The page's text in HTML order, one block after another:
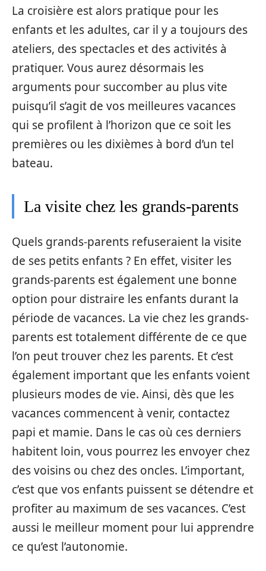
La croisière est alors pratique pour les
enfants et les adultes, car il y a toujours des
ateliers, des spectacles et des activités à
pratiquer. Vous aurez désormais les
arguments pour succomber au plus vite
puisqu’il s’agit de vos meilleures vacances
qui se profilent à l’horizon que ce soit les
premières ou les dixièmes à bord d’un tel
bateau.
La visite chez les grands-parents
Quels grands-parents refuseraient la visite
de ses petits enfants ? En effet, visiter les
grands-parents est également une bonne
option pour distraire les enfants durant la
période de vacances. La vie chez les grands-
parents est totalement différente de ce que
l’on peut trouver chez les parents. Et c’est
également important que les enfants voient
plusieurs modes de vie. Ainsi, dès que les
vacances commencent à venir, contactez
papi et mamie. Dans le cas où ces derniers
habitent loin, vous pourrez les envoyer chez
des voisins ou chez des oncles. L’important,
c’est que vos enfants puissent se détendre et
profiter au maximum de ses vacances. C’est
aussi le meilleur moment pour lui apprendre
ce qu’est l’autonomie.